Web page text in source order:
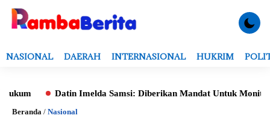
NASIONAL DAERAH INTERNASIONAL HUKRIM
Datin Imelda Samsi: Diberikan Mandat Untuk Monitoring
Beranda / Nasional